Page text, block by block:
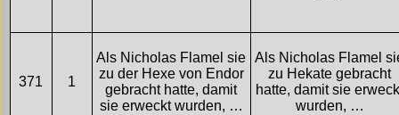
371 1
Als Nicholas Flamel sie
zu der Hexe von Endor
gebracht hatte, damit
sie erweckt wurden, …
Als Nicholas Flamel
zu Hekate gebracht
hatte, damit sie
wurden, …